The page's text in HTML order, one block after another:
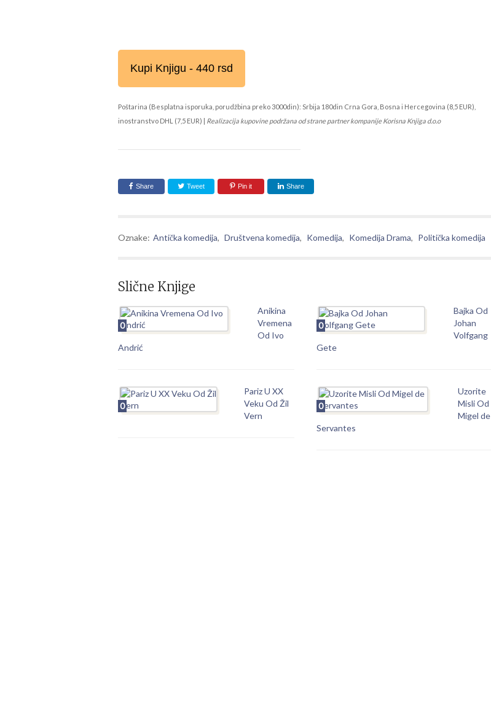
Kupi Knjigu - 440 rsd
Poštarina (Besplatna isporuka, porudžbina preko 3000din): Srbija 180din Crna Gora, Bosna i Hercegovina (8,5 EUR),
inostranstvo DHL (7,5 EUR) | Realizacija kupovine podržana od strane partner kompanije Korisna Knjiga d.o.o
Share Tweet Pin it Share
Oznake: Antička komedija, Društvena komedija, Komedija, Komedija Drama, Politička komedija
Slične Knjige
0
Anikina
Vremena
Od Ivo
Andrić
0
Bajka Od
Johan
Volfgang
Gete
0
Pariz U XX
Veku Od Žil
Vern
0
Uzorite
Misli Od
Migel de
Servantes